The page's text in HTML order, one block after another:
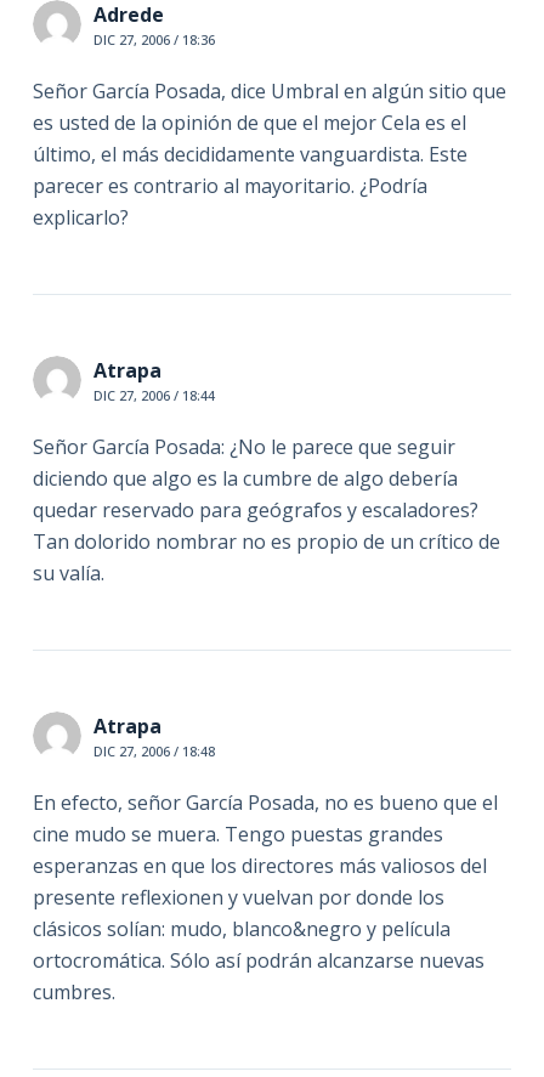
Adrede
DIC 27, 2006 / 18:36
Señor García Posada, dice Umbral en algún sitio que
es usted de la opinión de que el mejor Cela es el
último, el más decididamente vanguardista. Este
parecer es contrario al mayoritario. ¿Podría
explicarlo?
Atrapa
DIC 27, 2006 / 18:44
Señor García Posada: ¿No le parece que seguir
diciendo que algo es la cumbre de algo debería
quedar reservado para geógrafos y escaladores?
Tan dolorido nombrar no es propio de un crítico de
su valía.
Atrapa
DIC 27, 2006 / 18:48
En efecto, señor García Posada, no es bueno que el
cine mudo se muera. Tengo puestas grandes
esperanzas en que los directores más valiosos del
presente reflexionen y vuelvan por donde los
clásicos solían: mudo, blanco&negro y película
ortocromática. Sólo así podrán alcanzarse nuevas
cumbres.